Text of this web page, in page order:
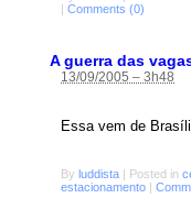
| Comments (0)
A guerra das
13/09/2005 – 3h48
Essa vem de
By luddista | Posted in
estacionamento |